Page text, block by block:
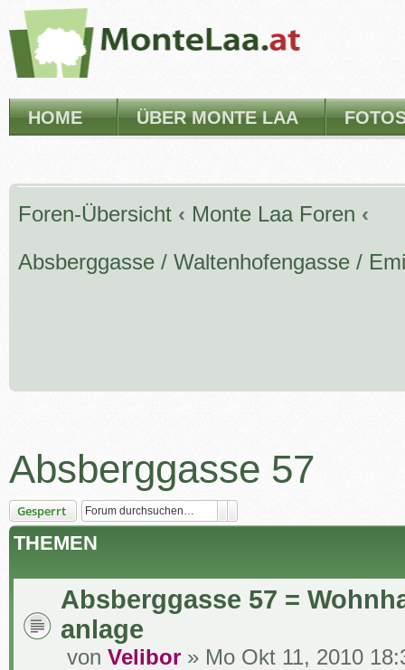
HOME ÜBER MONTE LAA
Foren-Übersicht ‹ Monte Laa Foren ‹
Absberggasse / Waltenhofengasse /
Absberggasse 57
Gesperrt
THEMEN
Absberggasse 57 =
anlage
von Velibor » Mo Okt 11, 2010